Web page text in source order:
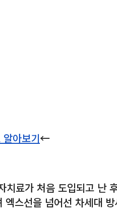
아보기←
치료가 처음 도입되고 난
스선을 넘어선 차세대